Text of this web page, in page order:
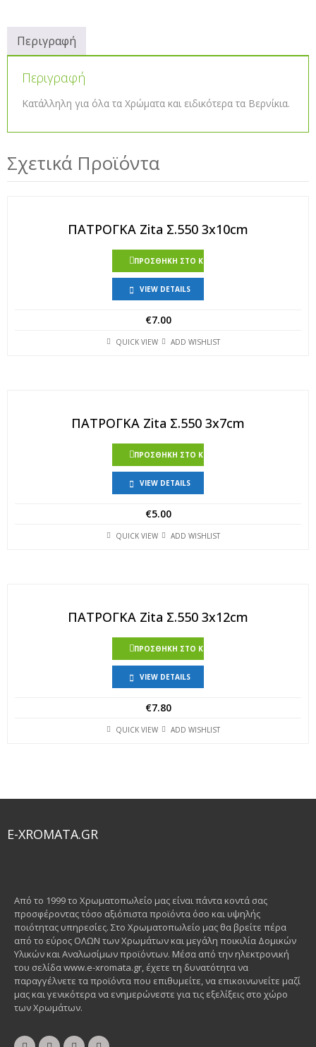
Περιγραφή
Περιγραφή
Κατάλληλη για όλα τα Χρώματα και ειδικότερα τα Βερνίκια.
Σχετικά Προϊόντα
ΠΑΤΡΟΓΚΑ Zita Σ.550 3x10cm
ΠΡΟΣΘΉΚΗ ΣΤΟ ΚΑΛΆΘΙ
VIEW DETAILS
€7.00
QUICK VIEW ADD WISHLIST
ΠΑΤΡΟΓΚΑ Zita Σ.550 3x7cm
ΠΡΟΣΘΉΚΗ ΣΤΟ ΚΑΛΆΘΙ
VIEW DETAILS
€5.00
QUICK VIEW ADD WISHLIST
ΠΑΤΡΟΓΚΑ Zita Σ.550 3x12cm
ΠΡΟΣΘΉΚΗ ΣΤΟ ΚΑΛΆΘΙ
VIEW DETAILS
€7.80
QUICK VIEW ADD WISHLIST
E-XROMATA.GR
Από το 1999 το Χρωματοπωλείο μας είναι πάντα κοντά σας
προσφέροντας τόσο αξιόπιστα προϊόντα όσο και υψηλής
ποιότητας υπηρεσίες. Στο Χρωματοπωλείο μας θα βρείτε πέρα
από το εύρος ΟΛΩΝ των Χρωμάτων και μεγάλη ποικιλία Δομικών
Υλικών και Αναλωσίμων προϊόντων. Μέσα από την ηλεκτρονική
του σελίδα www.e-xromata.gr, έχετε τη δυνατότητα να
παραγγέλνετε τα προϊόντα που επιθυμείτε, να επικοινωνείτε μαζί
μας και γενικότερα να ενημερώνεστε για τις εξελίξεις στο χώρο
των Χρωμάτων.